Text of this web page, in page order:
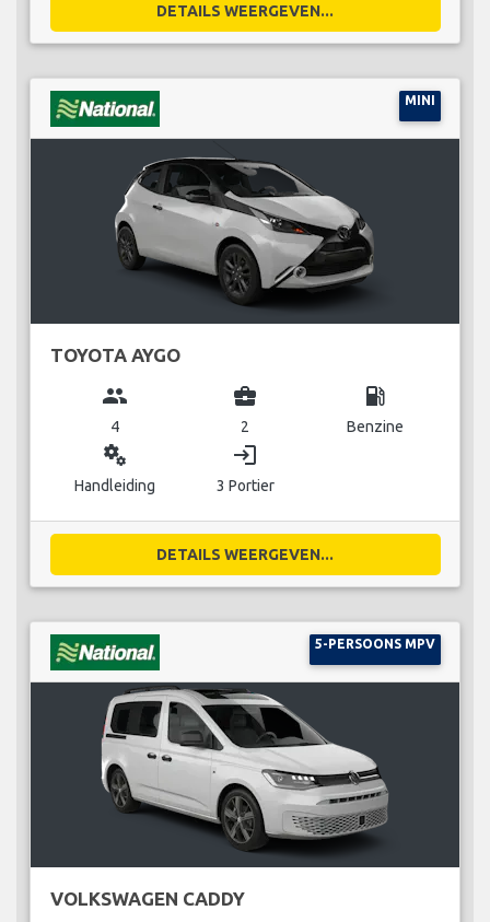
DETAILS WEERGEVEN...
MINI
TOYOTA AYGO
group
4
business_center
2
local_gas_station
Benzine
miscellaneous_services
Handleiding
login
3 Portier
DETAILS WEERGEVEN...
5-PERSOONS MPV
VOLKSWAGEN CADDY